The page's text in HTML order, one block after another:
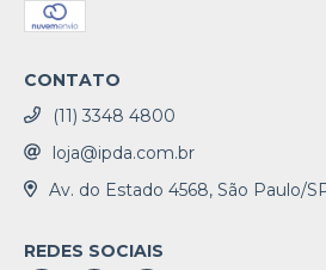
CONTATO
(11) 3348 4800
loja@ipda.com.br
Av. do Estado 4568, São Paulo/
REDES SOCIAIS